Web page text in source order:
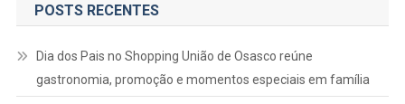
POSTS RECENTES
Dia dos Pais no Shopping União de Osasco reúne
gastronomia, promoção e momentos especiais em família